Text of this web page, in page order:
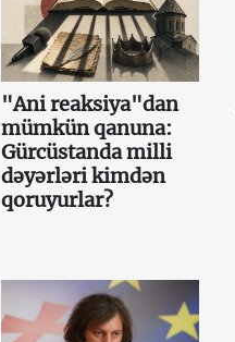
"Ani reaksiya"dan
mümkün qanuna:
Gürcüstanda milli
dəyərləri kimdən
qoruyurlar?